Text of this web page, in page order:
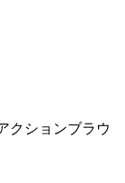
クションブラウ